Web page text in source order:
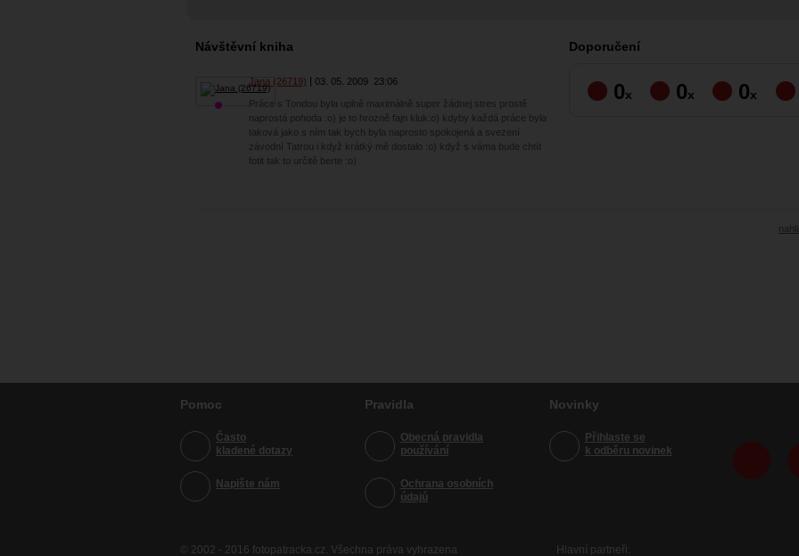
Návštěvní kniha
Jana (26719) 03. 05. 2009 23:06
Práce s Tondou byla uplně maximálně super žádnej stres prostě
naprostá pohoda :o) je to hrozně fajn kluk:o) kdyby každá práce byla
taková jako s ním tak bych byla naprosto spokojená a svezení
závodní Tatrou i když krátký mě dostalo :o) když s váma bude chtít
fotit tak to určitě berte :o)
Doporučení
0x 0x 0x
Pomoc
Často
kladené dotazy
Napište nám
Pravidla
Obecná pravidla
používání
Ochrana osobních
údajů
Novinky
Přihlaste se
k odběru novinek
© 2002 - 2016 fotopatracka.cz. Všechna práva vyhrazena Hlavní partneři: